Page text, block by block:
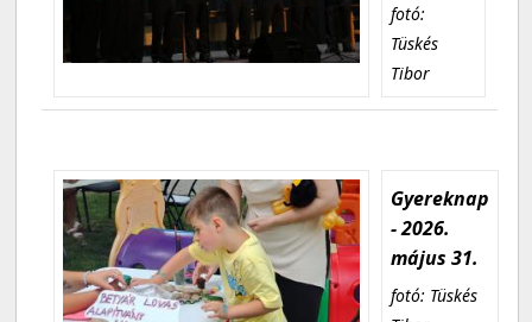
fotó:
Tüskés
Tibor
Gyereknap
- 2026.
május 31.
fotó: Tüskés